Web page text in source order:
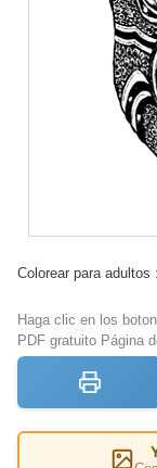
Colorear para
Haga clic en los
PDF gratuito Página